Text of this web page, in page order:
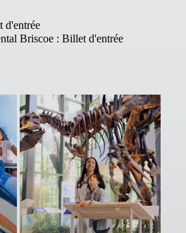
d'entrée
Briscoe : Billet d'entrée